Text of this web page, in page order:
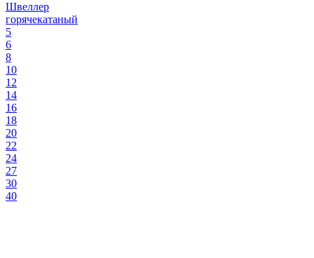
Швеллер
горячекатаный
5
6
8
10
12
14
16
18
20
22
24
27
30
40